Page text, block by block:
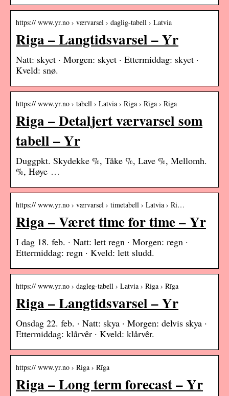
https:// www.yr.no › værvarsel › daglig-tabell › Latvia
Riga – Langtidsvarsel – Yr
Natt: skyet · Morgen: skyet · Ettermiddag: skyet ·
Kveld: snø.
https:// www.yr.no › tabell › Latvia › Riga › Rīga › Riga
Riga – Detaljert værvarsel som
tabell – Yr
Duggpkt. Skydekke %, Tåke %, Lave %, Mellomh.
%, Høye …
https:// www.yr.no › værvarsel › timetabell › Latvia › Ri…
Riga – Været time for time – Yr
I dag 18. feb. · Natt: lett regn · Morgen: regn ·
Ettermiddag: regn · Kveld: lett sludd.
https:// www.yr.no › dagleg-tabell › Latvia › Riga › Rīga
Riga – Langtidsvarsel – Yr
Onsdag 22. feb. · Natt: skya · Morgen: delvis skya ·
Ettermiddag: klårvêr · Kveld: klårvêr.
https:// www.yr.no › Riga › Rīga
Riga – Long term forecast – Yr